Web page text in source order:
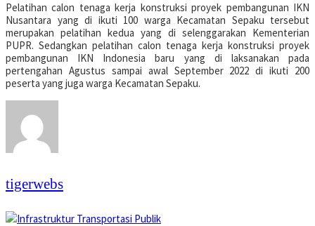
Pelatihan calon tenaga kerja konstruksi proyek pembangunan IKN
Nusantara yang di ikuti 100 warga Kecamatan Sepaku tersebut
merupakan pelatihan kedua yang di selenggarakan Kementerian
PUPR. Sedangkan pelatihan calon tenaga kerja konstruksi proyek
pembangunan IKN Indonesia baru yang di laksanakan pada
pertengahan Agustus sampai awal September 2022 di ikuti 200
peserta yang juga warga Kecamatan Sepaku.
tigerwebs